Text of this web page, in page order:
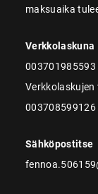
maksuaika
Verkkolaskuna
003701985593
003708599126
Sähköpostitse